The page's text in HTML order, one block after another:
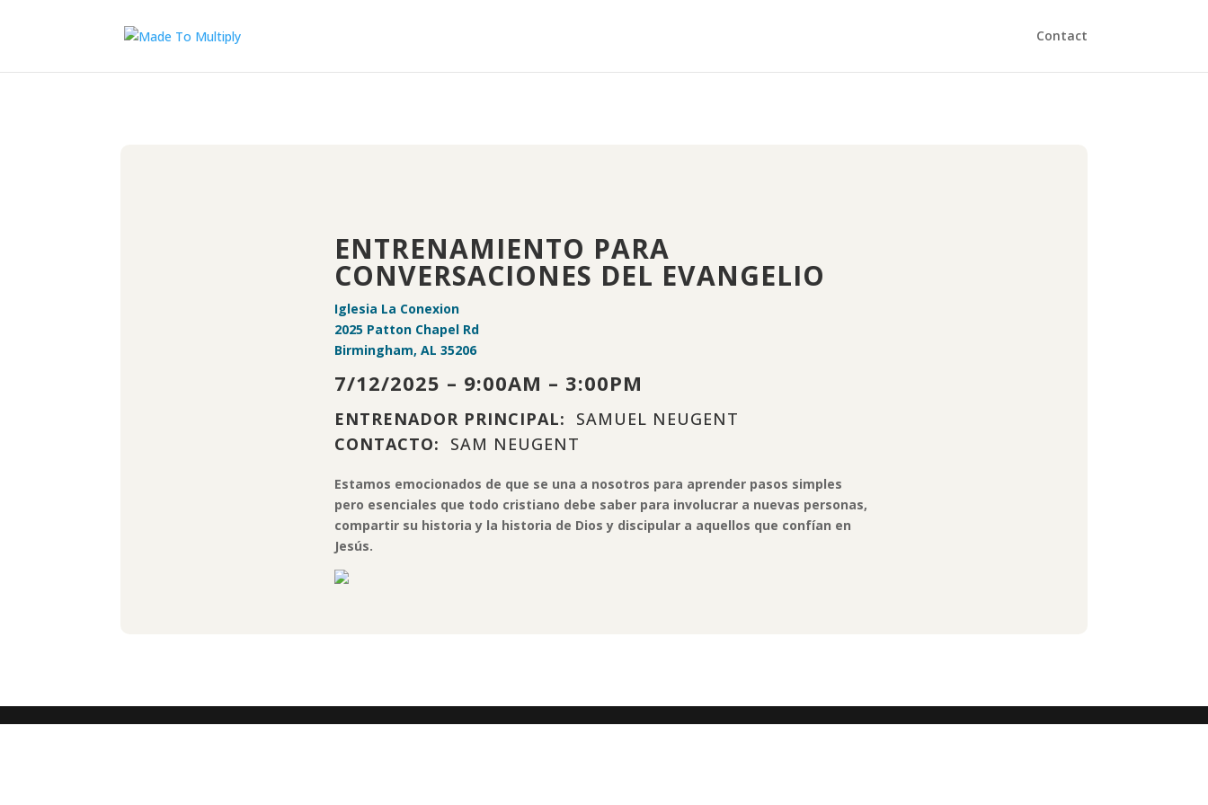
Contact
ENTRENAMIENTO PARA
CONVERSACIONES DEL EVANGELIO
Iglesia La Conexion
2025 Patton Chapel Rd
Birmingham, AL 35206
7/12/2025 – 9:00AM – 3:00PM
ENTRENADOR PRINCIPAL: SAMUEL NEUGENT
CONTACTO:
SAM NEUGENT
Estamos emocionados de que se una a nosotros para aprender pasos simples
pero esenciales que todo cristiano debe saber para involucrar a nuevas personas,
compartir su historia y la historia de Dios y discipular a aquellos que confían en
Jesús.